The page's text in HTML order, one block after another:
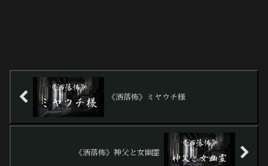
《洒落怖》ミヤウチ様
《洒落怖》神父と女幽霊